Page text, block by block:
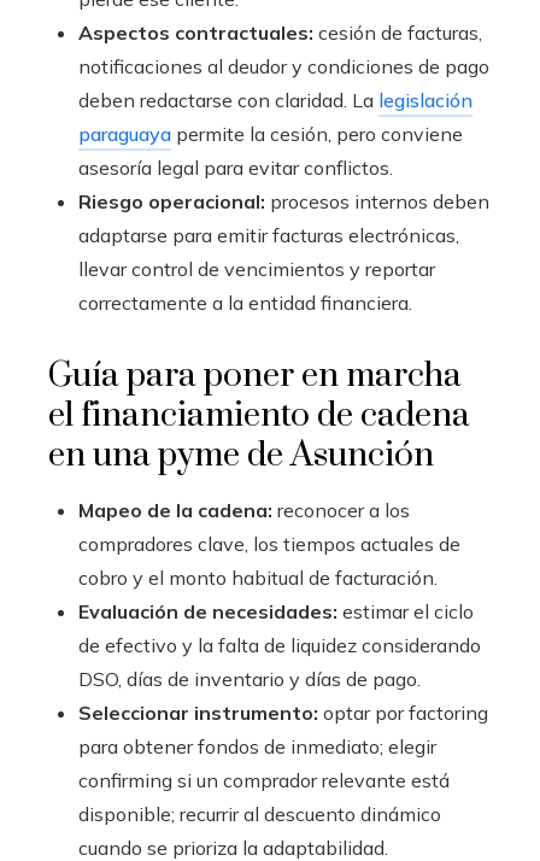
Aspectos contractuales: cesión de facturas,
notificaciones al deudor y condiciones de pago
deben redactarse con claridad. La legislación
paraguaya permite la cesión, pero conviene
asesoría legal para evitar conflictos.
Riesgo operacional: procesos internos deben
adaptarse para emitir facturas electrónicas,
llevar control de vencimientos y reportar
correctamente a la entidad financiera.
Guía para poner en marcha
el financiamiento de cadena
en una pyme de Asunción
Mapeo de la cadena: reconocer a los
compradores clave, los tiempos actuales de
cobro y el monto habitual de facturación.
Evaluación de necesidades: estimar el ciclo
de efectivo y la falta de liquidez considerando
DSO, días de inventario y días de pago.
Seleccionar instrumento: optar por factoring
para obtener fondos de inmediato; elegir
confirming si un comprador relevante está
disponible; recurrir al descuento dinámico
cuando se prioriza la adaptabilidad.